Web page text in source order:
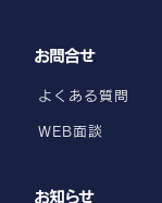
お問合せ
よくある質問
WEB面談
お知らせ